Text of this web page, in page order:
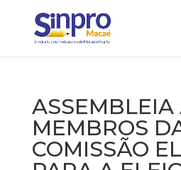
ASSEMBLEIA
MEMBROS
COMISSÃO